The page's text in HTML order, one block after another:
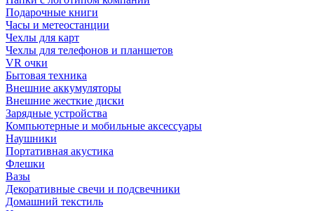
Подарочные книги
Часы и метеостанции
Чехлы для карт
Чехлы для телефонов и планшетов
VR очки
Бытовая техника
Внешние аккумуляторы
Внешние жесткие диски
Зарядные устройства
Компьютерные и мобильные аксессуары
Наушники
Портативная акустика
Флешки
Вазы
Декоративные свечи и подсвечники
Домашний текстиль